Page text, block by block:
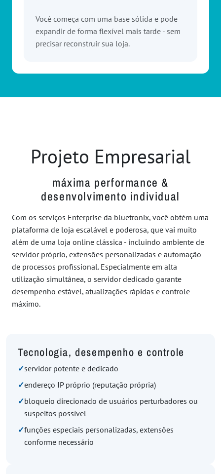
Você começa com uma base sólida e pode
expandir de forma flexível mais tarde - sem
precisar reconstruir sua loja.
Projeto Empresarial
máxima performance &
desenvolvimento individual
Com os serviços Enterprise da bluetronix, você obtém uma
plataforma de loja escalável e poderosa, que vai muito
além de uma loja online clássica - incluindo ambiente de
servidor próprio, extensões personalizadas e automação
de processos profissional. Especialmente em alta
utilização simultânea, o servidor dedicado garante
desempenho estável, atualizações rápidas e controle
máximo.
Tecnologia, desempenho e controle
✓servidor potente e dedicado
✓endereço IP próprio (reputação própria)
✓bloqueio direcionado de usuários perturbadores ou
suspeitos possível
✓funções especiais personalizadas, extensões
conforme necessário